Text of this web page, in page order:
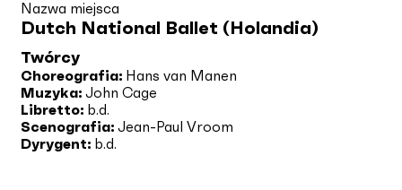
Nazwa miejsca
Dutch National Ballet (Holandia)
Twórcy
Choreografia: Hans van Manen
Muzyka: John Cage
Libretto: b.d.
Scenografia: Jean-Paul Vroom
Dyrygent: b.d.